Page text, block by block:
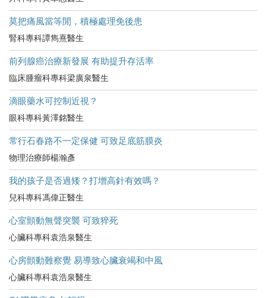
莫把痛風當等閒，積極處理免後患
腎科專科譚雋熹醫生
前列腺癌治療新發展 有助提升存活率
臨床腫瘤科專科梁廣泉醫生
滴眼藥水可控制近視？
眼科專科黃澤銘醫生
常行石春路不一定保健 可致足底筋膜炎
物理治療師楊瀚彥
我的孩子是否過矮？打增高針有效嗎？
兒科專科馮偉正醫生
心室顫動無聲突襲 可致猝死
心臟科專科袁浩泉醫生
心房顫動難察覺 易導致心臟衰竭和中風
心臟科專科袁浩泉醫生